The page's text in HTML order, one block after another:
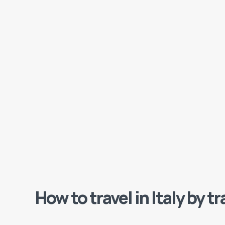
How to travel in Italy by